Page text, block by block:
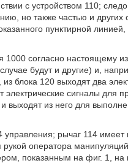
с устройством 110;
но также частью и других
пунктирной линией,
1000 согласно настоящему
будут и другие) и,
блока 120 выходят два
сигналы для
выходят из него для
рычаг 114 имеет
оператора манипуляций,
показанным на фиг. 1,